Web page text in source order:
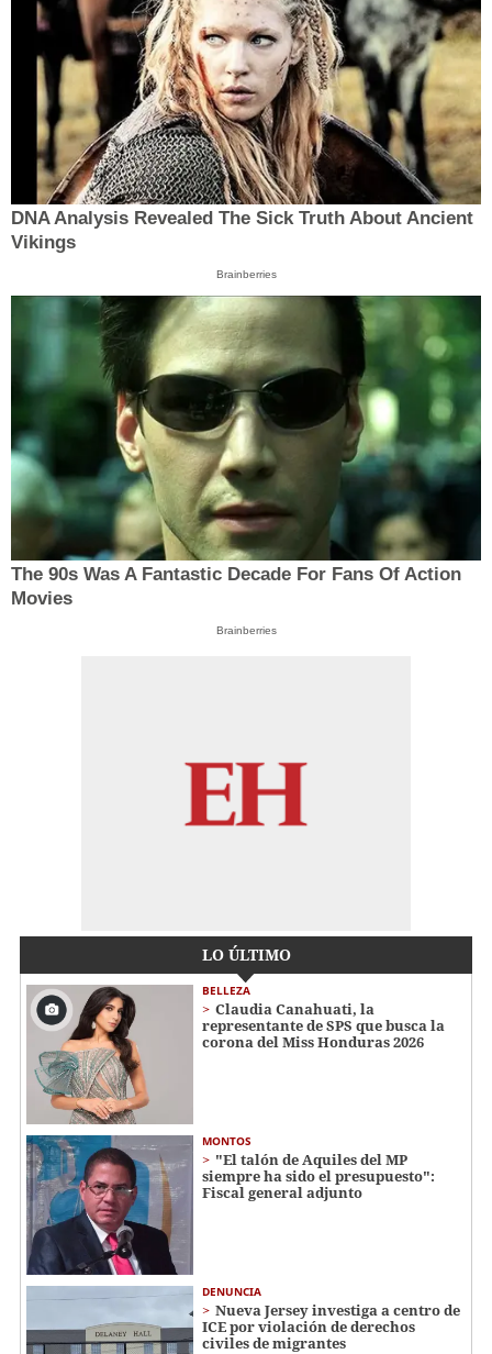
DNA Analysis Revealed The Sick Truth About Ancient
Vikings
Brainberries
The 90s Was A Fantastic Decade For Fans Of Action
Movies
Brainberries
LO ÚLTIMO
BELLEZA
Claudia Canahuati, la
representante de SPS que busca la
corona del Miss Honduras 2026
MONTOS
"El talón de Aquiles del MP
siempre ha sido el presupuesto":
Fiscal general adjunto
DENUNCIA
Nueva Jersey investiga a centro de
ICE por violación de derechos
civiles de migrantes